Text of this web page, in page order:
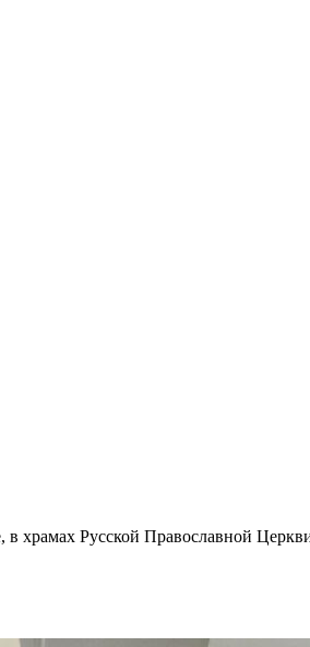
Русской Православной